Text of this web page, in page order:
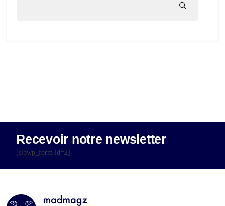
Recevoir notre newsletter
[sibwp_form id=2]